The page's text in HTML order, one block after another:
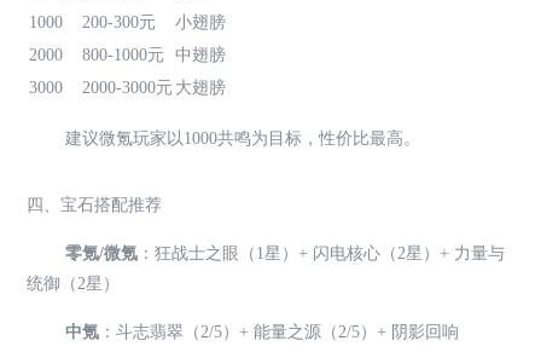
1000
200-300元
小翅膀
2000
800-1000元
中翅膀
3000
2000-3000元 大翅膀
建议微氪玩家以1000共鸣为目标，性价比最高。
四、宝石搭配推荐
零氪/微氪 ：狂战士之眼（1星）+ 闪电核心（2星）+ 力量与
统御（2星）
中氪 ：斗志翡翠（2/5）+ 能量之源（2/5）+ 阴影回响